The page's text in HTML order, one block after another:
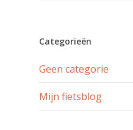
Categorieën
Geen categorie
Mijn fietsblog